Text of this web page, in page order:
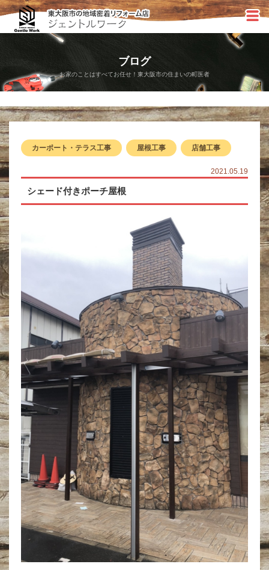
ブログ
お家のことはすべてお任せ！東大阪市の住まいの町医者
カーポート・テラス工事 屋根工事 店舗工事
2021.05.19
シェード付きポーチ屋根